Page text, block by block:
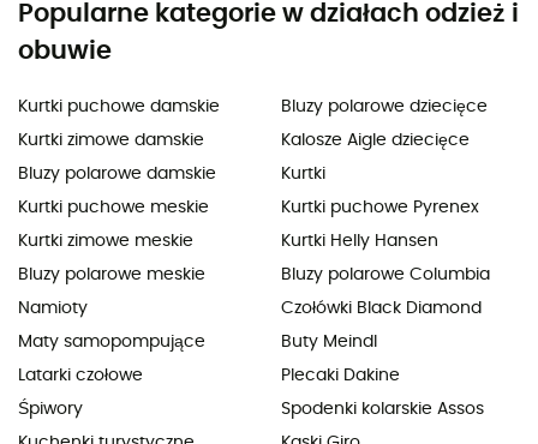
Popularne kategorie w działach odzież i
obuwie
Kurtki puchowe damskie
Kurtki zimowe damskie
Bluzy polarowe damskie
Kurtki puchowe meskie
Kurtki zimowe meskie
Bluzy polarowe meskie
Namioty
Maty samopompujące
Latarki czołowe
Śpiwory
Bluzy polarowe dziecięce
Kalosze Aigle dziecięce
Kurtki
Kurtki puchowe Pyrenex
Kurtki Helly Hansen
Bluzy polarowe Columbia
Czołówki Black Diamond
Buty Meindl
Plecaki Dakine
Spodenki kolarskie Assos